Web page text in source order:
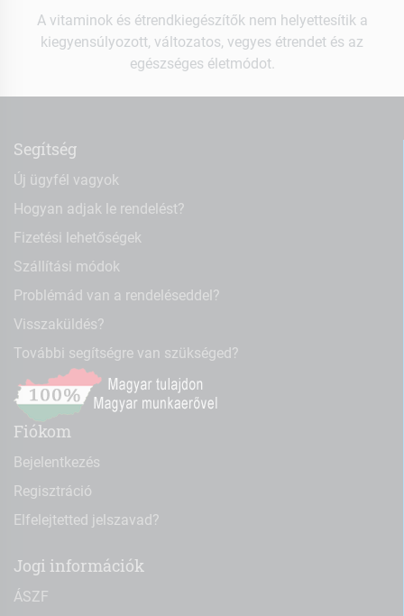
A vitaminok és étrendkiegészítők nem helyettesítik a
kiegyensúlyozott, változatos, vegyes étrendet és az
egészséges életmódot.
Segítség
Új ügyfél vagyok
Hogyan adjak le rendelést?
Fizetési lehetőségek
Szállítási módok
Problémád van a rendeléseddel?
Visszaküldés?
További segítségre van szükséged?
Fiókom
Bejelentkezés
Regisztráció
Elfelejtetted jelszavad?
Jogi információk
ÁSZF